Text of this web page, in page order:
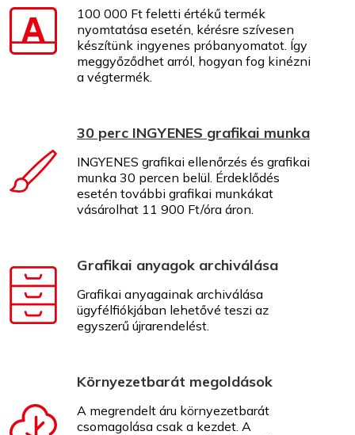
100 000 Ft feletti értékű termék
nyomtatása esetén, kérésre szívesen
készítünk ingyenes próbanyomatot. Így
meggyőződhet arról, hogyan fog kinézni
a végtermék.
30 perc INGYENES grafikai munka
INGYENES grafikai ellenőrzés és grafikai
munka 30 percen belül. Érdeklődés
esetén további grafikai munkákat
vásárolhat 11 900 Ft/óra áron.
Grafikai anyagok archiválása
Grafikai anyagainak archiválása
ügyfélfiókjában lehetővé teszi az
egyszerű újrarendelést.
Környezetbarát megoldások
A megrendelt áru környezetbarát
csomagolása csak a kezdet. A